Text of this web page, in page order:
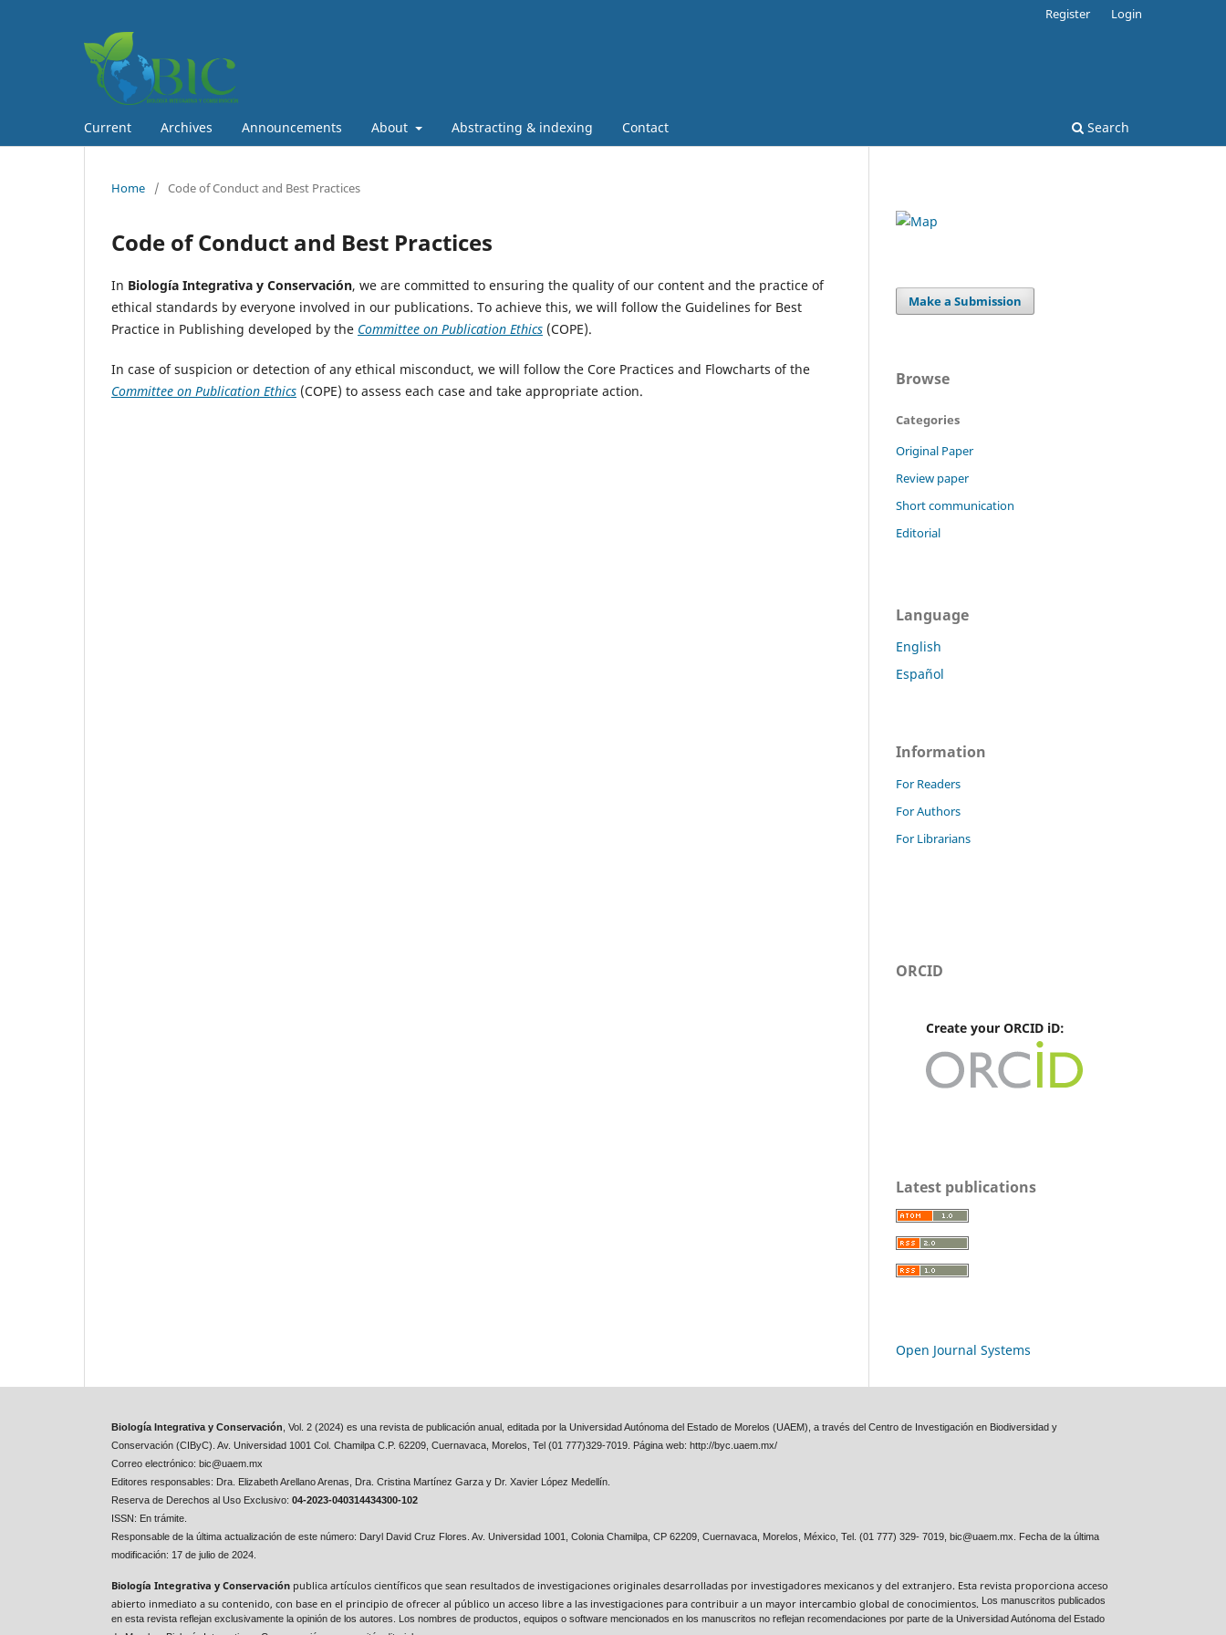
Current Archives Announcements About Abstracting & indexing Contact Search
Register Login
Home / Code of Conduct and Best Practices
Code of Conduct and Best Practices
In Biología Integrativa y Conservación, we are committed to ensuring the quality of our content and the practice of
ethical standards by everyone involved in our publications. To achieve this, we will follow the Guidelines for Best
Practice in Publishing developed by the Committee on Publication Ethics (COPE).
In case of suspicion or detection of any ethical misconduct, we will follow the Core Practices and Flowcharts of the
Committee on Publication Ethics (COPE) to assess each case and take appropriate action.
Make a Submission
Browse
Categories
Original Paper
Review paper
Short communication
Editorial
Language
English
Español
Information
For Readers
For Authors
For Librarians
ORCID
Create your ORCID iD:
Latest publications
Open Journal Systems
Biología Integrativa y Conservación , Vol. 2 (2024) es una revista de publicación anual, editada por la Universidad Autónoma del Estado de Morelos (UAEM), a través del Centro de Investigación en Biodiversidad y
Conservación (CIByC). Av. Universidad 1001 Col. Chamilpa C.P. 62209, Cuernavaca, Morelos, Tel (01 777)329-7019. Página web: http://byc.uaem.mx/
Correo electrónico: bic@uaem.mx
Editores responsables: Dra. Elizabeth Arellano Arenas, Dra. Cristina Martínez Garza y Dr. Xavier López Medellín.
Reserva de Derechos al Uso Exclusivo: 04-2023-040314434300-102
ISSN: En trámite.
Responsable de la última actualización de este número: Daryl David Cruz Flores. Av. Universidad 1001, Colonia Chamilpa, CP 62209, Cuernavaca, Morelos, México, Tel. (01 777) 329- 7019, bic@uaem.mx. Fecha de la última
modificación: 17 de julio de 2024.
Biología Integrativa y Conservación publica artículos científicos que sean resultados de investigaciones originales desarrolladas por investigadores mexicanos y del extranjero. Esta revista proporciona acceso
abierto inmediato a su contenido, con base en el principio de ofrecer al público un acceso libre a las investigaciones para contribuir a un mayor intercambio global de conocimientos. Los manuscritos publicados
en esta revista reflejan exclusivamente la opinión de los autores. Los nombres de productos, equipos o software mencionados en los manuscritos no reflejan recomendaciones por parte de la Universidad Autónoma del Estado